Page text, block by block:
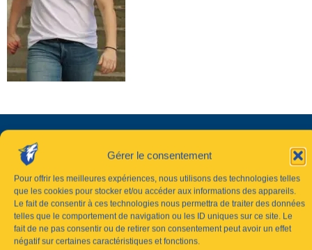
Gérer le consentement
Pour offrir les meilleures expériences, nous utilisons des technologies telles
que les cookies pour stocker et/ou accéder aux informations des appareils.
Le fait de consentir à ces technologies nous permettra de traiter des données
telles que le comportement de navigation ou les ID uniques sur ce site. Le
fait de ne pas consentir ou de retirer son consentement peut avoir un effet
négatif sur certaines caractéristiques et fonctions.